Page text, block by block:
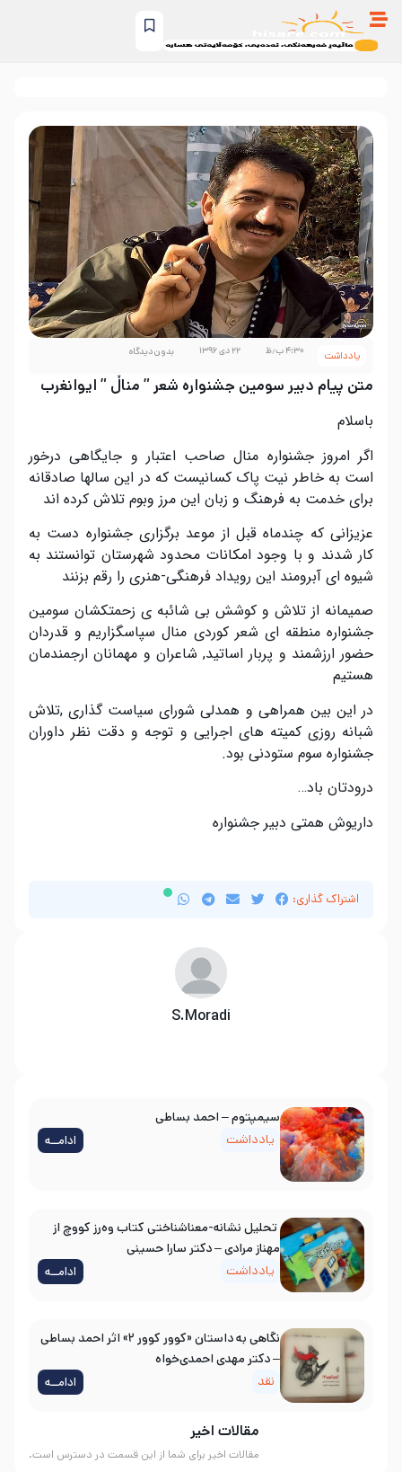
یادداشت ۴:۳۰ ب٫ظ ۲۲ دی ۱۳۹۶ بدون دیدگاه
متن پیام دبیر سومین جشنواره شعر ” مناڵ ” ایوانغرب
باسلام
اگر امروز جشنواره منال صاحب اعتبار و جایگاهی درخور
است به خاطر نیت پاک کسانیست که در این سالها صادقانه
برای خدمت به فرهنگ و زبان این مرز وبوم تلاش کرده اند
عزیزانی که چندماه قبل از موعد برگزاری جشنواره دست به
کار شدند و با وجود امکانات محدود شهرستان توانستند به
شیوه ای آبرومند این رویداد فرهنگی-هنری را رقم بزنند
صمیمانه از تلاش و کوشش بی شائبه ی زحمتکشان سومین
جشنواره منطقه ای شعر کوردی منال سپاسگزاریم و قدردان
حضور ارزشمند و پربار اساتید, شاعران و مهمانان ارجمندمان
هستیم
در این بین همراهی و همدلی شورای سیاست گذاری ,تلاش
شبانه روزی کمیته های اجرایی و توجه و دقت نظر داوران
جشنواره سوم ستودنی بود.
درودتان باد…
داریوش همتی دبیر جشنواره
اشتراک گذاری:
S.Moradi
مقالات اخیر
مقالات اخیر برای شما از این قسمت در دسترس است.
سیمپتوم – احمد بساطی
یادداشت
ادامــه
تحلیل نشانه-معناشناختی کتاب وه‌رز کووچ از
مهناز مرادی – دکتر سارا حسینی
یادداشت
ادامــه
نگاهی به داستان «کوور کوور ۲» اثر احمد بساطی
– دکتر مهدی احمدی‌خواه
نقد
ادامــه